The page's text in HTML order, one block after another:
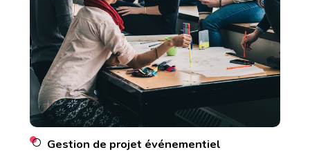
Gestion de projet événementiel